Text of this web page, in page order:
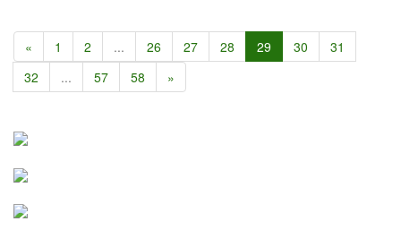
« 1 2 ... 26 27 28 29 30
31
32
... 57 58 »